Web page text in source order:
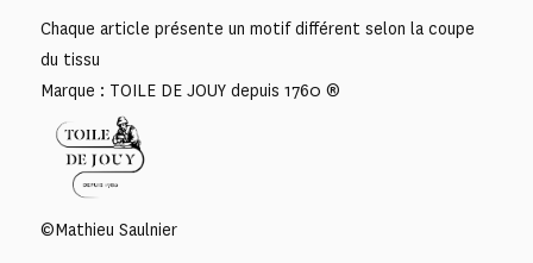
Chaque article présente un motif différent selon la coupe
du tissu
Marque : TOILE DE JOUY depuis 1760 ®
©Mathieu Saulnier